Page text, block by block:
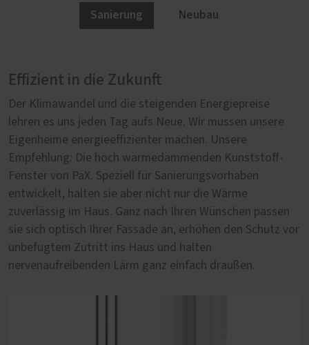
Sanierung Neubau
Effizient in die Zukunft
Der Klimawandel und die steigenden Energiepreise
lehren es uns jeden Tag aufs Neue. Wir müssen unsere
Eigenheime energieeffizienter machen. Unsere
Empfehlung: Die hoch wärmedämmenden Kunststoff-
Fenster von PaX. Speziell für Sanierungsvorhaben
entwickelt, halten sie aber nicht nur die Wärme
zuverlässig im Haus. Ganz nach Ihren Wünschen passen
sie sich optisch Ihrer Fassade an, erhöhen den Schutz vor
unbefugtem Zutritt ins Haus und halten
nervenaufreibenden Lärm ganz einfach draußen.
Von Anfang an richtig
Im Neubau erfüllen unsere Kunststoff-Fenster von PaX
höchste Anforderungen in der Wärmedämmung, in der
Sicherheit und im Schallschutz. Denn wer neu baut, will
sicher gehen, dass er auch in Jahrzehnten noch ein
lebenswertes, sicheres und gleichzeitig nachhaltiges
Zuhause hat. Umso wichtiger ist es bei der Auswahl der
Fenster auf Qualität und Langlebigkeit zu achten.